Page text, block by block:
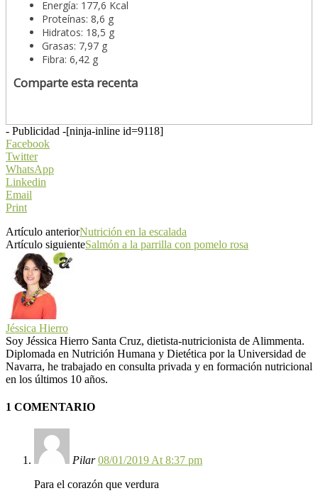
Energía: 177,6 Kcal
Proteínas: 8,6 g
Hidratos: 18,5 g
Grasas: 7,97 g
Fibra: 6,42 g
Comparte esta recenta
- Publicidad -[ninja-inline id=9118]
Facebook
Twitter
WhatsApp
Linkedin
Email
Print
Artículo anteriorNutrición en la escalada
Artículo siguienteSalmón a la parrilla con pomelo rosa
Jéssica Hierro
Soy Jéssica Hierro Santa Cruz, dietista-nutricionista de Alimmenta.
Diplomada en Nutrición Humana y Dietética por la Universidad de
Navarra, he trabajado en consulta privada y en formación nutricional
en los últimos 10 años.
1 COMENTARIO
Pilar 08/01/2019 At 8:37 pm
Para el corazón que verdura